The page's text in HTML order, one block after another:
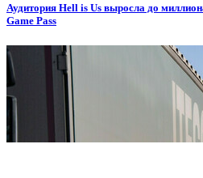
Аудитория Hell is Us выросла до
Game Pass